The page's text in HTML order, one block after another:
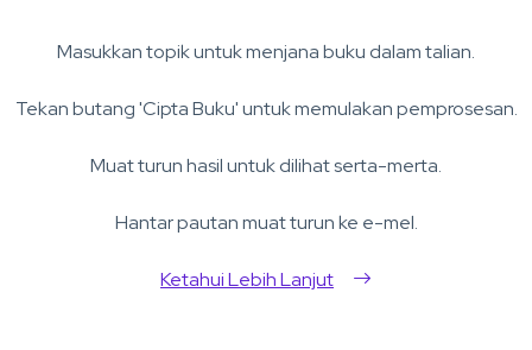
Masukkan topik untuk menjana buku dalam talian.
Tekan butang 'Cipta Buku' untuk memulakan pemprosesan.
Muat turun hasil untuk dilihat serta-merta.
Hantar pautan muat turun ke e-mel.
Ketahui Lebih Lanjut